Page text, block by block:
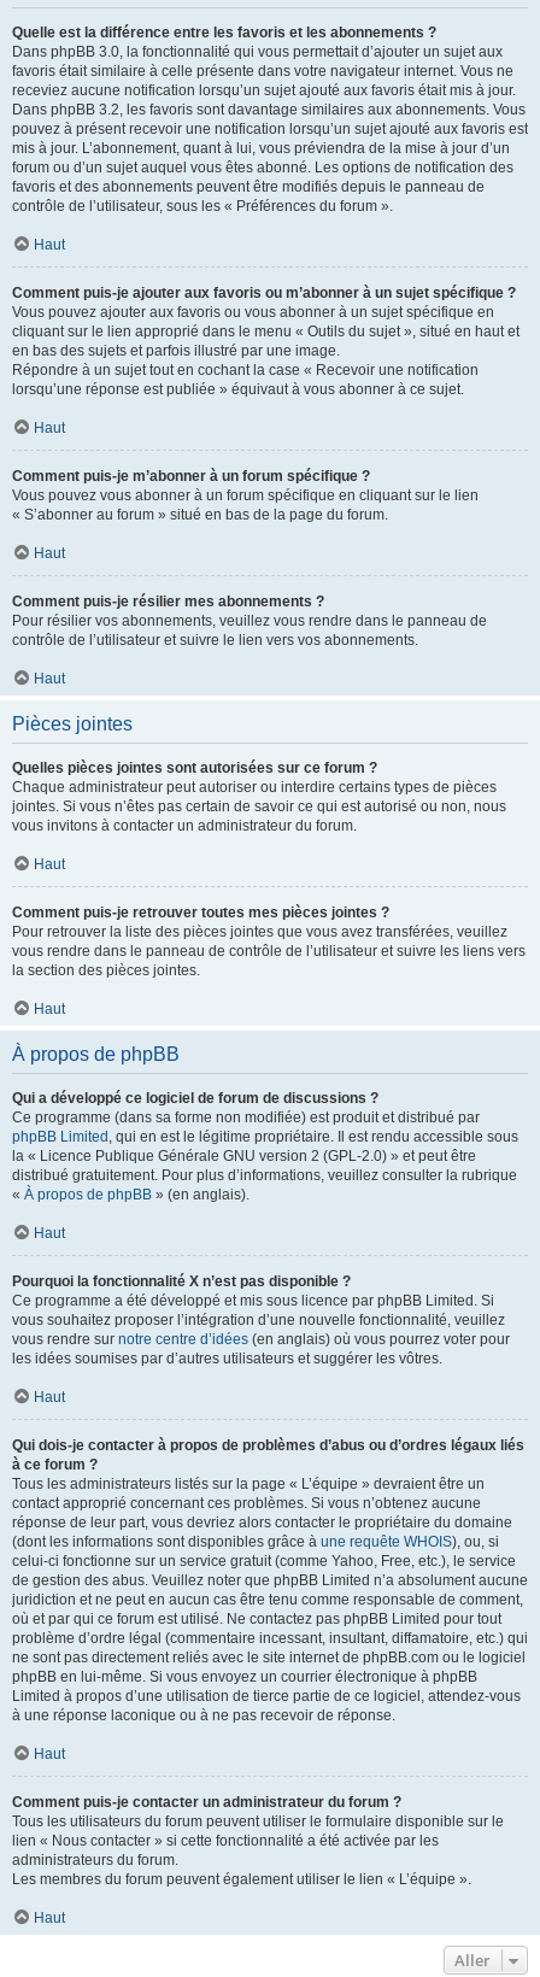
Quelle est la différence entre les favoris et les abonnements ?
Dans phpBB 3.0, la fonctionnalité qui vous permettait d’ajouter un sujet aux
favoris était similaire à celle présente dans votre navigateur internet. Vous ne
receviez aucune notification lorsqu’un sujet ajouté aux favoris était mis à jour.
Dans phpBB 3.2, les favoris sont davantage similaires aux abonnements. Vous
pouvez à présent recevoir une notification lorsqu’un sujet ajouté aux favoris est
mis à jour. L’abonnement, quant à lui, vous préviendra de la mise à jour d’un
forum ou d’un sujet auquel vous êtes abonné. Les options de notification des
favoris et des abonnements peuvent être modifiés depuis le panneau de
contrôle de l’utilisateur, sous les « Préférences du forum ».
Haut
Comment puis-je ajouter aux favoris ou m’abonner à un sujet spécifique ?
Vous pouvez ajouter aux favoris ou vous abonner à un sujet spécifique en
cliquant sur le lien approprié dans le menu « Outils du sujet », situé en haut et
en bas des sujets et parfois illustré par une image.
Répondre à un sujet tout en cochant la case « Recevoir une notification
lorsqu’une réponse est publiée » équivaut à vous abonner à ce sujet.
Haut
Comment puis-je m’abonner à un forum spécifique ?
Vous pouvez vous abonner à un forum spécifique en cliquant sur le lien
« S’abonner au forum » situé en bas de la page du forum.
Haut
Comment puis-je résilier mes abonnements ?
Pour résilier vos abonnements, veuillez vous rendre dans le panneau de
contrôle de l’utilisateur et suivre le lien vers vos abonnements.
Haut
Pièces jointes
Quelles pièces jointes sont autorisées sur ce forum ?
Chaque administrateur peut autoriser ou interdire certains types de pièces
jointes. Si vous n’êtes pas certain de savoir ce qui est autorisé ou non, nous
vous invitons à contacter un administrateur du forum.
Haut
Comment puis-je retrouver toutes mes pièces jointes ?
Pour retrouver la liste des pièces jointes que vous avez transférées, veuillez
vous rendre dans le panneau de contrôle de l’utilisateur et suivre les liens vers
la section des pièces jointes.
Haut
À propos de phpBB
Qui a développé ce logiciel de forum de discussions ?
Ce programme (dans sa forme non modifiée) est produit et distribué par
phpBB Limited , qui en est le légitime propriétaire. Il est rendu accessible sous
la « Licence Publique Générale GNU version 2 (GPL-2.0) » et peut être
distribué gratuitement. Pour plus d’informations, veuillez consulter la rubrique
« À propos de phpBB » (en anglais).
Haut
Pourquoi la fonctionnalité X n’est pas disponible ?
Ce programme a été développé et mis sous licence par phpBB Limited. Si
vous souhaitez proposer l’intégration d’une nouvelle fonctionnalité, veuillez
vous rendre sur notre centre d’idées (en anglais) où vous pourrez voter pour
les idées soumises par d’autres utilisateurs et suggérer les vôtres.
Haut
Qui dois-je contacter à propos de problèmes d’abus ou d’ordres légaux liés
à ce forum ?
Tous les administrateurs listés sur la page « L’équipe » devraient être un
contact approprié concernant ces problèmes. Si vous n’obtenez aucune
réponse de leur part, vous devriez alors contacter le propriétaire du domaine
(dont les informations sont disponibles grâce à une requête WHOIS), ou, si
celui-ci fonctionne sur un service gratuit (comme Yahoo, Free, etc.), le service
de gestion des abus. Veuillez noter que phpBB Limited n’a absolument aucune
juridiction et ne peut en aucun cas être tenu comme responsable de comment,
où et par qui ce forum est utilisé. Ne contactez pas phpBB Limited pour tout
problème d’ordre légal (commentaire incessant, insultant, diffamatoire, etc.) qui
ne sont pas directement reliés avec le site internet de phpBB.com ou le logiciel
phpBB en lui-même. Si vous envoyez un courrier électronique à phpBB
Limited à propos d’une utilisation de tierce partie de ce logiciel, attendez-vous
à une réponse laconique ou à ne pas recevoir de réponse.
Haut
Comment puis-je contacter un administrateur du forum ?
Tous les utilisateurs du forum peuvent utiliser le formulaire disponible sur le
lien « Nous contacter » si cette fonctionnalité a été activée par les
administrateurs du forum.
Les membres du forum peuvent également utiliser le lien « L’équipe ».
Haut
Aller